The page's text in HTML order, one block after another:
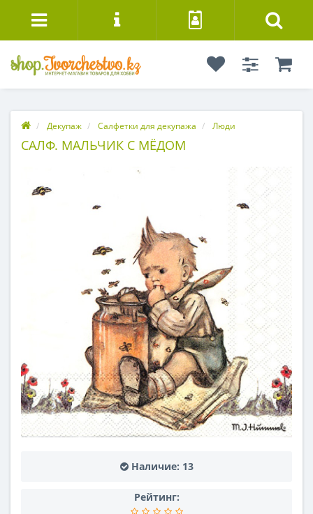
Декупаж Салфетки для декупажа Люди
САЛФ. МАЛЬЧИК С МЁДОМ
Наличие: 13
Рейтинг: